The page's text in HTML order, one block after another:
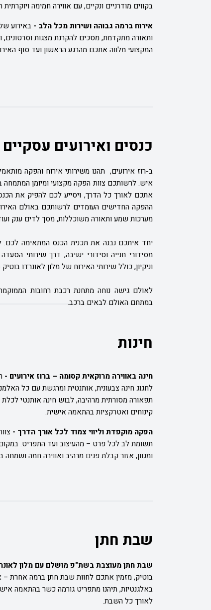
בקווים מודרניים ונקיים, עם אווירה חמימה
אירוח ברמה גבוהה ושירות מכל הלב - באירוע
ותאורה מתקדמת, מסכים להקרנת מצגות וסרטונים,
המקצועי מלווה אתכם מהרגע הראשון ועד סוף
כנסים ואירועים עסקיים
איש. לרשותכם צוות הפקה מקצועי ומיומן המתמחה
אתכם לאורך כל הדרך, ויסייע לכם להפיק את
מערכות שמע ותאורה משוכללות, מסך לדים ענק
יחד איתכם נבנה את תכנית הכנס המתאימה לכם.
מסידורי חנייה וסידורי ישיבה, דרך שירותי
וניקיון, כולל שירותי האירוח של מלון לאונרדו בוטיק (5 כוכבים) רחובות הצמוד, במחירים
במתחם האולם לבאים ברכב.
חינות
חינה באווירה מרוקאית קסומה – ברוז אירועים -
לחגוג חינה צבעונית, אותנטית ומרגשת עם כל
תפאורה מסורתית מרהיבה, לבוש חינה אותנטי
קינוחים ואטרקציות בהתאמה אישית.
הפקה מוקפדת וליווי צמוד לכל אורך הדרך -
תשומת לב לכל פרט – מהעיצוב ועד התפריט.
ומגוון, אזור קבלת פנים מרהיב ואווירה חמה
שבת חתן
שבת חתן מעוצבת בשת"פ מושלם עם מלון
בוטיק, מזמין אתכם לחוות שבת חתן ברמה אחרת
באלגנטיות, תיהנו מתפריט גורמה כשר בהתאמה
לאורך כל השבת.